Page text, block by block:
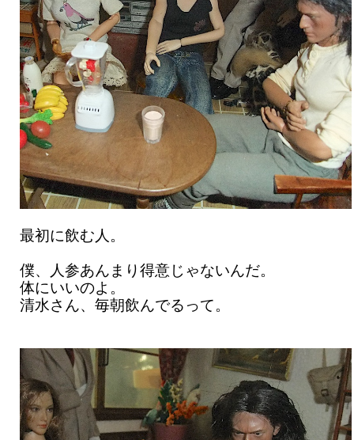
最初に飲む人。
僕、人参あんまり得意じゃないんだ。
体にいいのよ。
清水さん、毎朝飲んでるって。